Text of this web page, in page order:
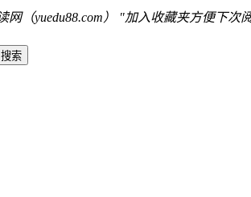
网（yuedu88.com） "加入收藏夹方便下次